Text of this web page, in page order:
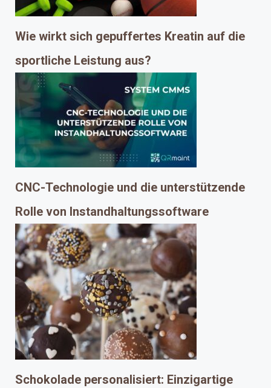
Wie wirkt sich gepuffertes Kreatin auf die
sportliche Leistung aus?
CNC-Technologie und die unterstützende
Rolle von Instandhaltungssoftware
Schokolade personalisiert: Einzigartige